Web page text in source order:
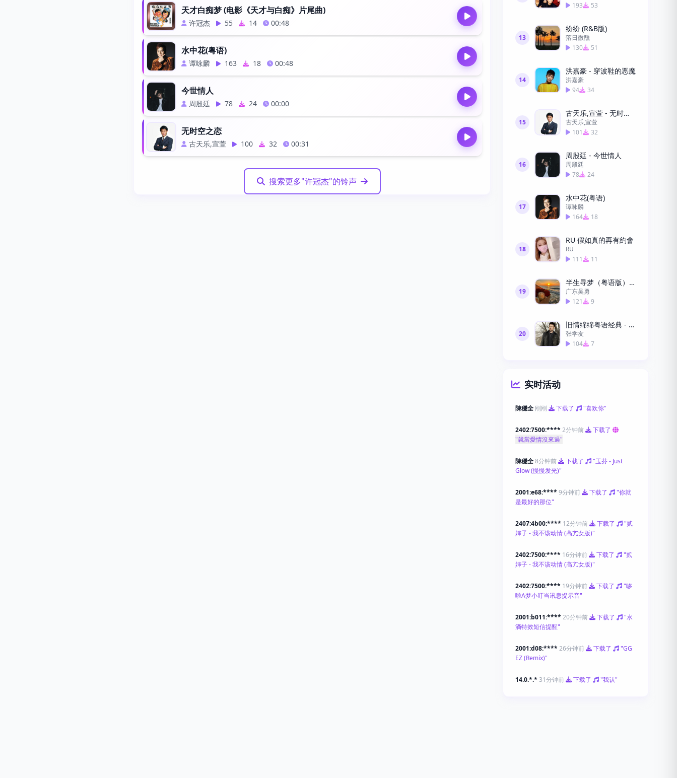
天才白痴梦 (电影《天才与白痴》片尾曲)
许冠杰 55 14 00:48
水中花(粤语)
谭咏麟 163 18 00:48
今世情人
周殷廷 78 24 00:00
无时空之恋
古天乐,宣萱 100 32 00:31
搜索更多"许冠杰"的铃声
193
53
13
纷纷 (R&B版)
落日微醺
130
51
14
洪嘉豪 - 穿波鞋的恶魔
洪嘉豪
94
34
15
古天乐,宣萱 - 无时空之恋
古天乐,宣萱
101
32
16
周殷廷 - 今世情人
周殷廷
78
24
17
水中花(粤语)
谭咏麟
164
18
18
RU 假如真的再有約會
RU
111
11
19
半生寻梦（粤语版）—广东吴勇
广东吴勇
121
9
20
旧情绵绵粤语经典 - 张学友下载高清
张学友
104
7
实时活动
陳穩全 刚刚 下载了 "喜欢你"
2402:7500:**** 2分钟前
下载了
"就當愛情沒來過"
陳穩全8分钟前 下载了
"玉芬 - Just
Glow (慢慢发光)"
2001:e68:**** 9分钟前 下载了
"你就
是最好的那位"
2407:4b00:**** 12分钟前 下载了
"贰
婶子 - 我不该动情 (高亢女版)"
2402:7500:**** 16分钟前 下载了
"贰
婶子 - 我不该动情 (高亢女版)"
2402:7500:**** 19分钟前 下载了
"哆
啦A梦小叮当讯息提示音"
2001:b011:**** 20分钟前 下载了
"水
滴特效短信提醒"
2001:d08:**** 26分钟前 下载了
"GG
EZ (Remix)"
14.0.*.* 31分钟前 下载了 "我认"